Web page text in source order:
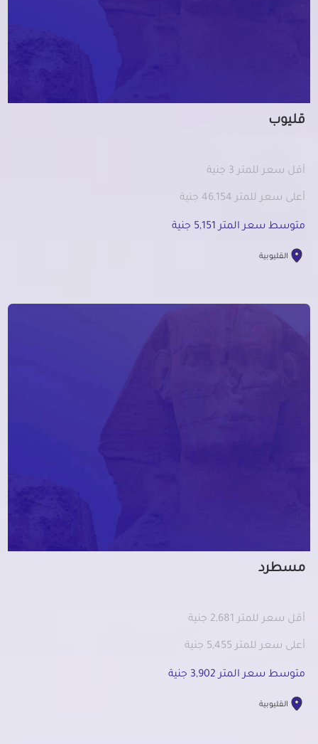
قليوب
أقل سعر للمتر 3 جنية
أعلى سعر للمتر 46,154 جنية
متوسط سعر المتر 5,151 جنية
القليوبية
مسطرد
أقل سعر للمتر 2,681 جنية
أعلى سعر للمتر 5,455 جنية
متوسط سعر المتر 3,902 جنية
القليوبية